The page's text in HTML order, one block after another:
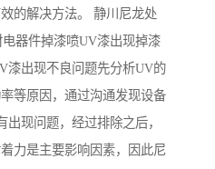
的解决方法。 静川尼龙处
器件掉漆喷UV漆出现掉漆
漆出现不良问题先分析UV的
等原因，通过沟通发现设备
现问题，经过排除之后，
力是主要影响因素，因此尼